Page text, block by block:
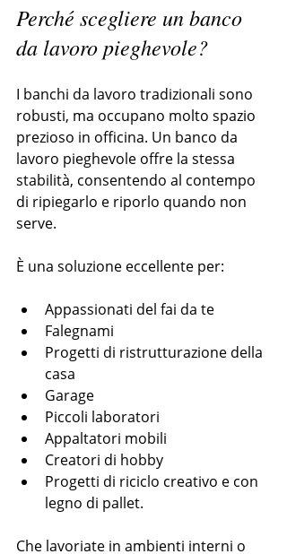
Perché scegliere un banco
da lavoro pieghevole?
I banchi da lavoro tradizionali sono
robusti, ma occupano molto spazio
prezioso in officina. Un banco da
lavoro pieghevole offre la stessa
stabilità, consentendo al contempo
di ripiegarlo e riporlo quando non
serve.
È una soluzione eccellente per:
Appassionati del fai da te
Falegnami
Progetti di ristrutturazione della
casa
Garage
Piccoli laboratori
Appaltatori mobili
Creatori di hobby
Progetti di riciclo creativo e con
legno di pallet.
Che lavoriate in ambienti interni o